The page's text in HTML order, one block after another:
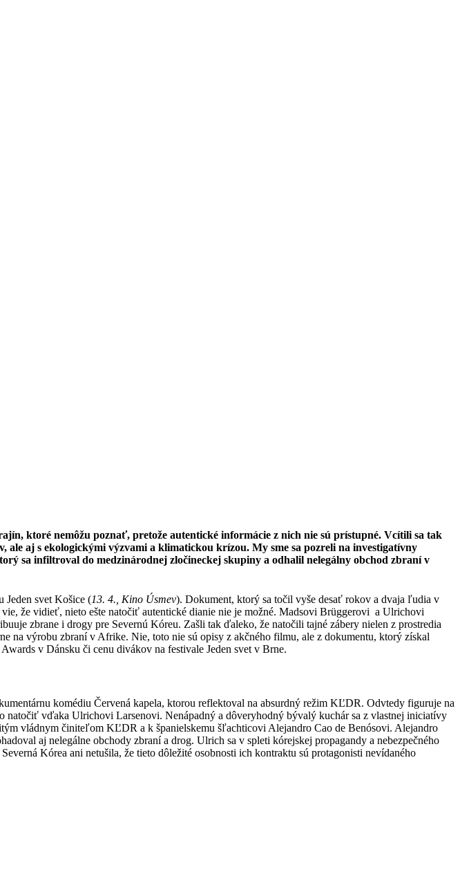
ktoré nemôžu poznať, pretože autentické informácie z nich nie sú prístupné. Vcítili sa tak
aj s ekologickými výzvami a klimatickou krízou. My sme sa pozreli na investigatívny
sa infiltroval do medzinárodnej zločineckej skupiny a odhalil nelegálny obchod zbraní v
Jeden svet Košice (13. 4., Kino Úsmev). Dokument, ktorý sa točil vyše desať rokov a dvaja ľudia v
že vidieť, nieto ešte natočiť autentické dianie nie je možné. Madsovi Brüggerovi a Ulrichovi
zbrane i drogy pre Severnú Kóreu. Zašli tak ďaleko, že natočili tajné zábery nielen z prostredia
na výrobu zbraní v Afrike. Nie, toto nie sú opisy z akčného filmu, ale z dokumentu, ktorý získal
v Dánsku či cenu divákov na festivale Jeden svet v Brne.
komédiu Červená kapela, ktorou reflektoval na absurdný režim KĽDR. Odvtedy figuruje na
vďaka Ulrichovi Larsenovi. Nenápadný a dôveryhodný bývalý kuchár sa z vlastnej iniciatívy
vládnym činiteľom KĽDR a k španielskemu šľachticovi Alejandro Cao de Benósovi. Alejandro
aj nelegálne obchody zbraní a drog. Ulrich sa v spleti kórejskej propagandy a nebezpečného
Kórea ani netušila, že tieto dôležité osobnosti ich kontraktu sú protagonisti nevídaného